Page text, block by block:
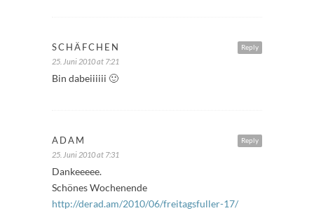
Reply
SCHÄFCHEN
25. Juni 2010 at 7:21
Bin dabeiiiiii 🙂
Reply
ADAM
25. Juni 2010 at 7:31
Dankeeeee.
Schönes Wochenende
http://derad.am/2010/06/freitagsfuller-17/